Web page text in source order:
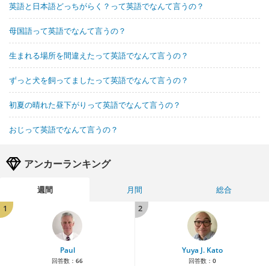
英語と日本語どっちがらく？って英語でなんて言うの？
母国語って英語でなんて言うの？
生まれる場所を間違えたって英語でなんて言うの？
ずっと犬を飼ってましたって英語でなんて言うの？
初夏の晴れた昼下がりって英語でなんて言うの？
おじって英語でなんて言うの？
アンカーランキング
週間 月間
総合
1
Paul
回答数： 66
2
Yuya J. Kato
回答数： 0